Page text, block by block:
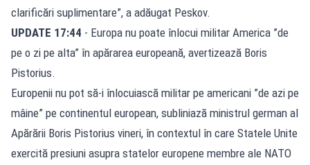
clarificări suplimentare”, a adăugat Peskov.
UPDATE 17:44 - Europa nu poate înlocui militar America ”de
pe o zi pe alta” în apărarea europeană, avertizează Boris
Pistorius.
Europenii nu pot să-i înlocuiască militar pe americani ”de azi pe
mâine” pe continentul european, subliniază ministrul german al
Apărării Boris Pistorius vineri, în contextul în care Statele Unite
exercită presiuni asupra statelor europene membre ale NATO